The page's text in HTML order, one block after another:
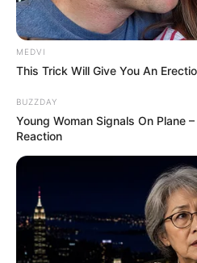
MEDVI
This Trick Will Give You An
BUZZDAY
Young Woman Signals On Plane
Reaction